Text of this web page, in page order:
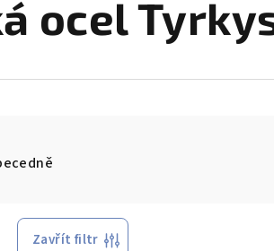
ocel
Zavřít filtr